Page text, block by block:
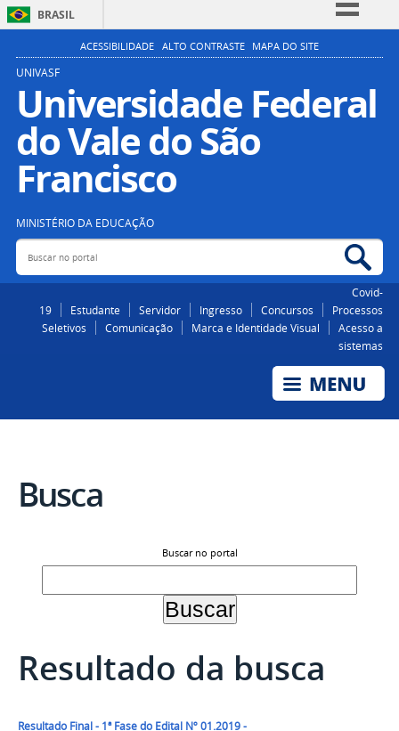
BRASIL
Simplifique!
Participe
Acesso à informação
Legislação
ACESSIBILIDADE ALTO CONTRASTE MAPA DO SITE
UNIVASF
Universidade Federal
do Vale do São
Francisco
MINISTÉRIO DA EDUCAÇÃO
Buscar no portal
Covid-
19
Estudante Servidor Ingresso Concursos
Processos
Seletivos
Comunicação Marca e Identidade Visual
Acesso a
sistemas
Busca
Buscar no portal
Resultado da busca
Resultado Final - 1ª Fase do Edital Nº 01.2019 -